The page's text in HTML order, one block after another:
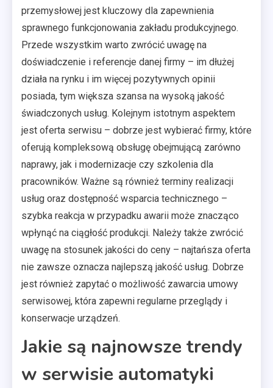
przemysłowej jest kluczowy dla zapewnienia
sprawnego funkcjonowania zakładu produkcyjnego.
Przede wszystkim warto zwrócić uwagę na
doświadczenie i referencje danej firmy – im dłużej
działa na rynku i im więcej pozytywnych opinii
posiada, tym większa szansa na wysoką jakość
świadczonych usług. Kolejnym istotnym aspektem
jest oferta serwisu – dobrze jest wybierać firmy, które
oferują kompleksową obsługę obejmującą zarówno
naprawy, jak i modernizacje czy szkolenia dla
pracowników. Ważne są również terminy realizacji
usług oraz dostępność wsparcia technicznego –
szybka reakcja w przypadku awarii może znacząco
wpłynąć na ciągłość produkcji. Należy także zwrócić
uwagę na stosunek jakości do ceny – najtańsza oferta
nie zawsze oznacza najlepszą jakość usług. Dobrze
jest również zapytać o możliwość zawarcia umowy
serwisowej, która zapewni regularne przeglądy i
konserwacje urządzeń.
Jakie są najnowsze trendy
w serwisie automatyki